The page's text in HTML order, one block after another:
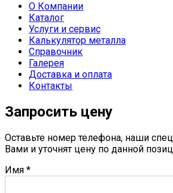
О Компании
Каталог
Услуги и сервис
Калькулятор металла
Справочник
Галерея
Доставка и оплата
Контакты
Запросить цену
Оставьте номер телефона, наши
Вами и уточнят цену по данной
Имя *